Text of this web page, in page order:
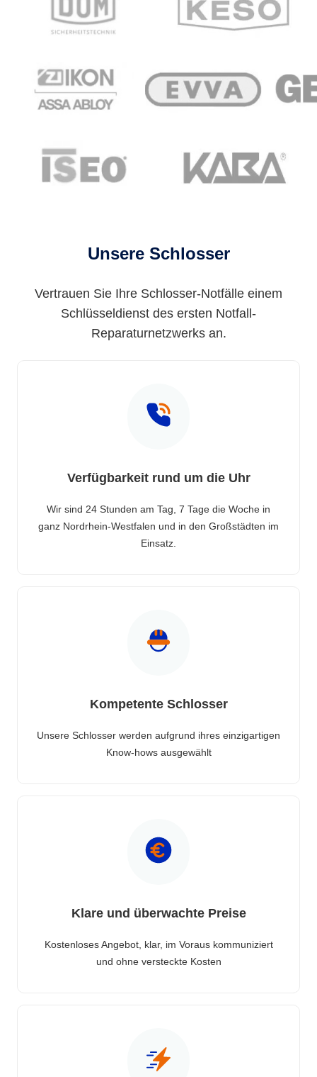
Unsere Schlosser
Vertrauen Sie Ihre Schlosser-Notfälle einem
Schlüsseldienst des ersten Notfall-
Reparaturnetzwerks an.
Verfügbarkeit rund um die Uhr
Wir sind 24 Stunden am Tag, 7 Tage die Woche in
ganz Nordrhein-Westfalen und in den Großstädten im
Einsatz.
Kompetente Schlosser
Unsere Schlosser werden aufgrund ihres einzigartigen
Know-hows ausgewählt
Klare und überwachte Preise
Kostenloses Angebot, klar, im Voraus kommuniziert
und ohne versteckte Kosten